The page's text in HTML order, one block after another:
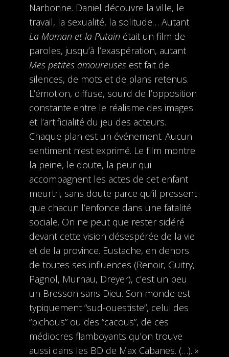
Narbonne. Daniel découvre la ville, le
travail, la sexualité, la solitude… Autant
La Maman et la Putain était un film de
paroles, jusqu’à l’exaspération, autant
Mes petites amoureuses est fait de
silences, de mots et de plans retenus.
L’émotion, diffuse, sourd de l’opposition
constante entre le réalisme des images
et l’artificialité du jeu des acteurs.
Chaque plan est un événement. Aucun
sentiment n’est exprimé. Le film montre
la peine, le doute, la peur qui
accompagnent les actes de cet enfant
meurtri, sans doute parce qu’il pressent
que chacun l’enfonce dans une fatalité
sociale. On ne peut que rester sidéré
devant cette vision désespérée de la vie
et de la province. Eustache, en dehors
de toutes ses influences (Renoir, Guitry,
Pagnol, Murnau, Dreyer), c’est un peu
un Bresson sans Dieu. Son monde est
typiquement “sud-ouestiste”, celui des
“pichous” ou des “cacous”, de ces
médiocres flamboyants qu’on trouve
aussi dans les BD de Max Cabanes. (…). »